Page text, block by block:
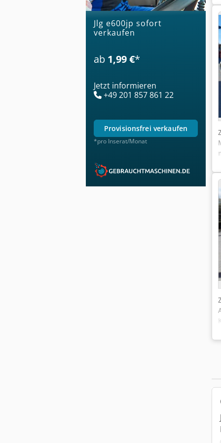
jlg e600jp sofort
verkaufen
ab 1,99 €*
Jetzt informieren
+49 201 857 861 22
provisionsfrei verkaufen
*pro Inserat/Monat